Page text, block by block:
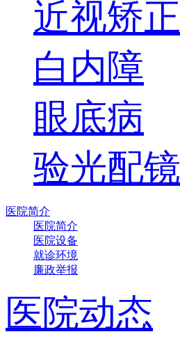
近视矫正
白内障
眼底病
验光配镜
医院简介
医院简介
医院设备
就诊环境
廉政举报
医院动态